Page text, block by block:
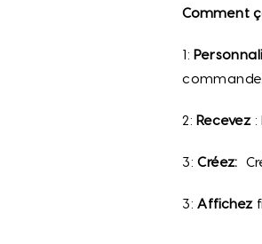
Comment
1:
commande.
2: Recevez:
3:Créez:
3:Affichez